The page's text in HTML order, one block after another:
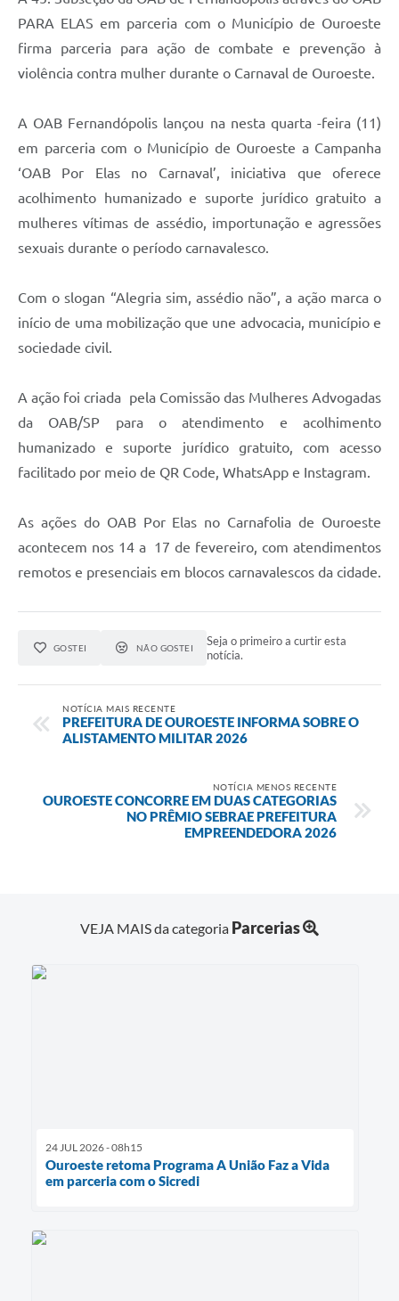
PARA ELAS em parceria com o Município de Ouroeste
firma parceria para ação de combate e prevenção à
violência contra mulher durante o Carnaval de Ouroeste.
A OAB Fernandópolis lançou na nesta quarta -feira (11)
em parceria com o Município de Ouroeste a Campanha
‘OAB Por Elas no Carnaval’, iniciativa que oferece
acolhimento humanizado e suporte jurídico gratuito a
mulheres vítimas de assédio, importunação e agressões
sexuais durante o período carnavalesco.
Com o slogan “Alegria sim, assédio não”, a ação marca o
início de uma mobilização que une advocacia, município e
sociedade civil.
A ação foi criada pela Comissão das Mulheres Advogadas
da OAB/SP para o atendimento e acolhimento
humanizado e suporte jurídico gratuito, com acesso
facilitado por meio de QR Code, WhatsApp e Instagram.
As ações do OAB Por Elas no Carnafolia de Ouroeste
acontecem nos 14 a 17 de fevereiro, com atendimentos
remotos e presenciais em blocos carnavalescos da cidade.
GOSTEI NÃO GOSTEI
Seja o primeiro a curtir esta
notícia.
NOTÍCIA MAIS RECENTE
PREFEITURA DE OUROESTE INFORMA SOBRE O
ALISTAMENTO MILITAR 2026
NOTÍCIA MENOS RECENTE
OUROESTE CONCORRE EM DUAS CATEGORIAS
NO PRÊMIO SEBRAE PREFEITURA
EMPREENDEDORA 2026
VEJA MAIS da categoria Parcerias
24 JUL 2026 - 08h15
Ouroeste retoma Programa A União Faz a Vida
em parceria com o Sicredi